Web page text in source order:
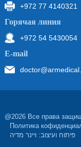
+972 77 4140321
Горячая линия
+972 54 5430054
Е-mail
@2026 Все права
Политика
פיתוח ועיצוב: ויינר מדיה